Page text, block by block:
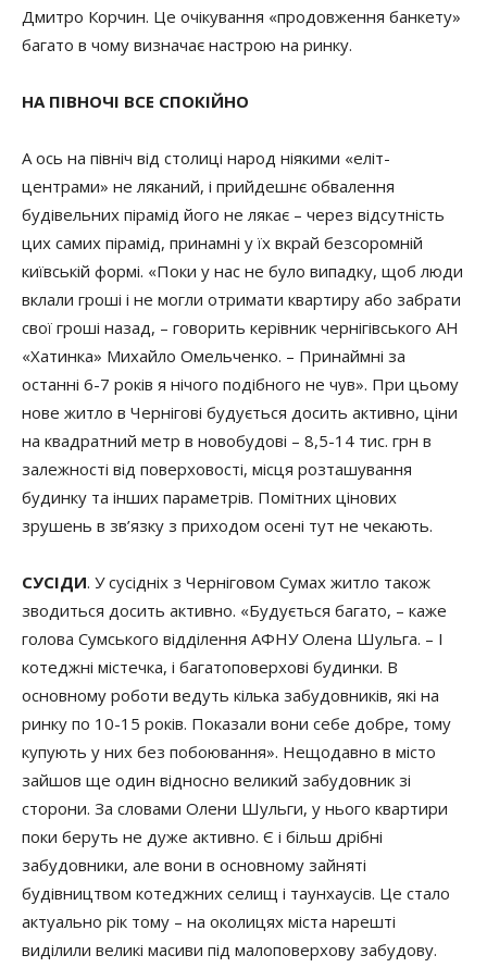
Дмитро Корчин. Це очікування «продовження банкету»
багато в чому визначає настрою на ринку.
НА ПІВНОЧІ ВСЕ СПОКІЙНО
А ось на північ від столиці народ ніякими «еліт-
центрами» не ляканий, і прийдешнє обвалення
будівельних пірамід його не лякає – через відсутність
цих самих пірамід, принамні у їх вкрай безсоромній
київській формі. «Поки у нас не було випадку, щоб люди
вклали гроші і не могли отримати квартиру або забрати
свої гроші назад, – говорить керівник чернігівського АН
«Хатинка» Михайло Омельченко. – Принаймні за
останні 6-7 років я нічого подібного не чув». При цьому
нове житло в Чернігові будується досить активно, ціни
на квадратний метр в новобудові – 8,5-14 тис. грн в
залежності від поверховості, місця розташування
будинку та інших параметрів. Помітних цінових
зрушень в зв’язку з приходом осені тут не чекають.
СУСІДИ. У сусідніх з Черніговом Сумах житло також
зводиться досить активно. «Будується багато, – каже
голова Сумського відділення АФНУ Олена Шульга. – І
котеджні містечка, і багатоповерхові будинки. В
основному роботи ведуть кілька забудовників, які на
ринку по 10-15 років. Показали вони себе добре, тому
купують у них без побоювання». Нещодавно в місто
зайшов ще один відносно великий забудовник зі
сторони. За словами Олени Шульги, у нього квартири
поки беруть не дуже активно. Є і більш дрібні
забудовники, але вони в основному зайняті
будівництвом котеджних селищ і таунхаусів. Це стало
актуально рік тому – на околицях міста нарешті
виділили великі масиви під малоповерхову забудову.